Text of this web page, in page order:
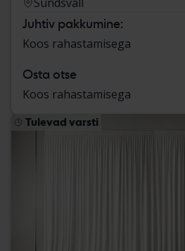
Juhtiv pakkumine:
Koos rahastamisega
Osta otse
Koos rahastamisega
Tulevad varsti